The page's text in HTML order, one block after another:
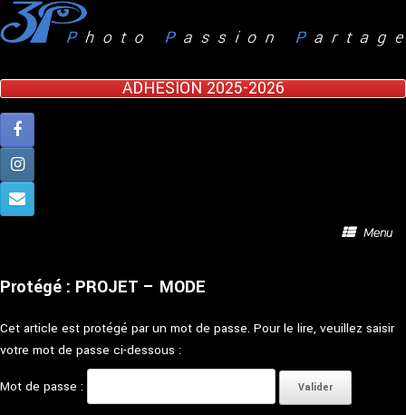
Skip
to
content
ADHESION 2025-2026
Menu
Protégé : PROJET – MODE
Cet article est protégé par un mot de passe. Pour le lire, veuillez saisir
votre mot de passe ci-dessous :
Mot de passe :